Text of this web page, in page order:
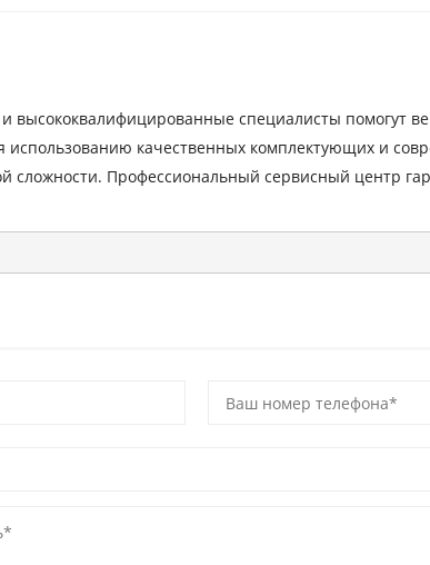
высококвалифицированные специалисты помогут
использованию качественных комплектующих и
Профессиональный сервисный центр